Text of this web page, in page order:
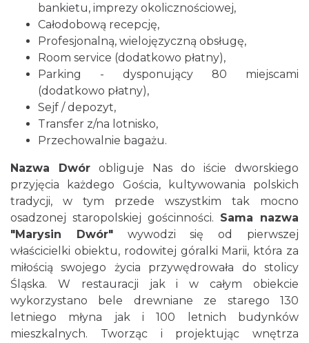
bankietu, imprezy okolicznościowej,
Całodobową recepcję,
Profesjonalną, wielojęzyczną obsługę,
Room service (dodatkowo płatny),
Parking - dysponujący 80 miejscami
(dodatkowo płatny),
Sejf / depozyt,
Transfer z/na lotnisko,
Przechowalnie bagażu.
Nazwa Dwór obliguje Nas do iście dworskiego
przyjęcia każdego Gościa, kultywowania polskich
tradycji, w tym przede wszystkim tak mocno
osadzonej staropolskiej gościnności. Sama nazwa
"Marysin Dwór"wywodzi się od pierwszej
właścicielki obiektu, rodowitej góralki Marii, która za
miłością swojego życia przywędrowała do stolicy
Śląska. W restauracji jak i w całym obiekcie
wykorzystano bele drewniane ze starego 130
letniego młyna jak i 100 letnich budynków
mieszkalnych. Tworząc i projektując wnętrza